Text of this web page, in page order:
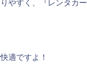
やすく、『レンタカ
適ですよ！